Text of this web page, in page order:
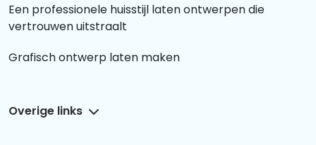
Een professionele huisstijl laten ontwerpen die
vertrouwen uitstraalt
Grafisch ontwerp laten maken
Overige links